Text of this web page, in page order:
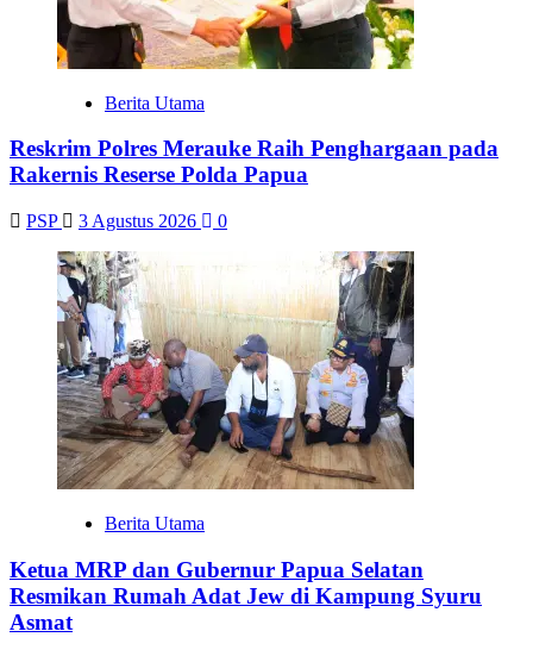
Berita Utama
Reskrim Polres Merauke Raih Penghargaan pada
Rakernis Reserse Polda Papua
PSP 3 Agustus 2026 0
Berita Utama
Ketua MRP dan Gubernur Papua Selatan
Resmikan Rumah Adat Jew di Kampung Syuru
Asmat